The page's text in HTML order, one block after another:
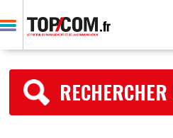
RECHERCHER